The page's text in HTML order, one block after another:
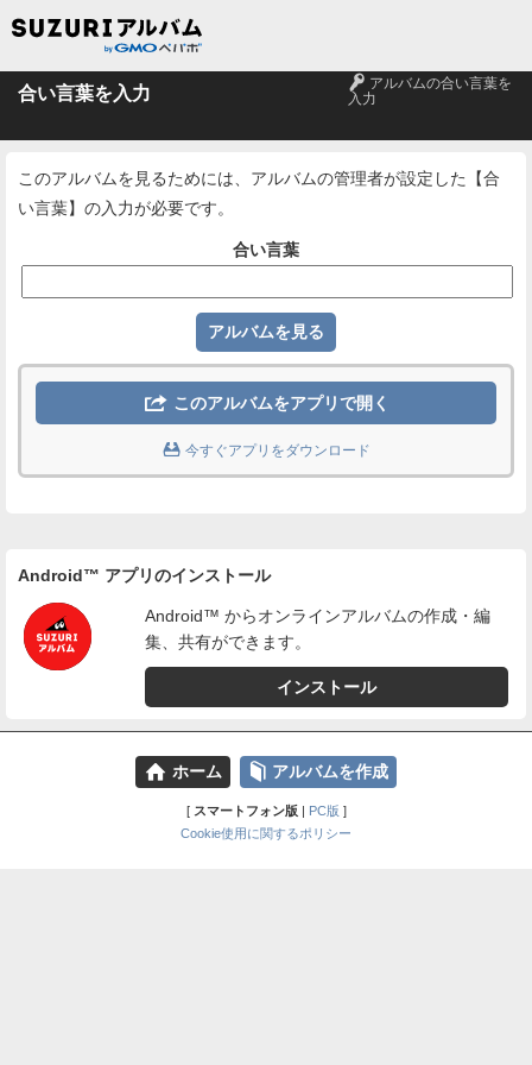
合い言葉を入力 🔑 アルバムの合い言葉を
入力
このアルバムを見るためには、アルバムの管理者が設定した【合
い言葉】の入力が必要です。
合い言葉
 このアルバムをアプリで開く
 今すぐアプリをダウンロード
Android™ アプリのインストール
Android™ からオンラインアルバムの作成・編
集、共有ができます。
インストール
⌂ ホーム 📕 アルバムを作成
[ スマートフォン版| PC版 ]
Cookie使用に関するポリシー